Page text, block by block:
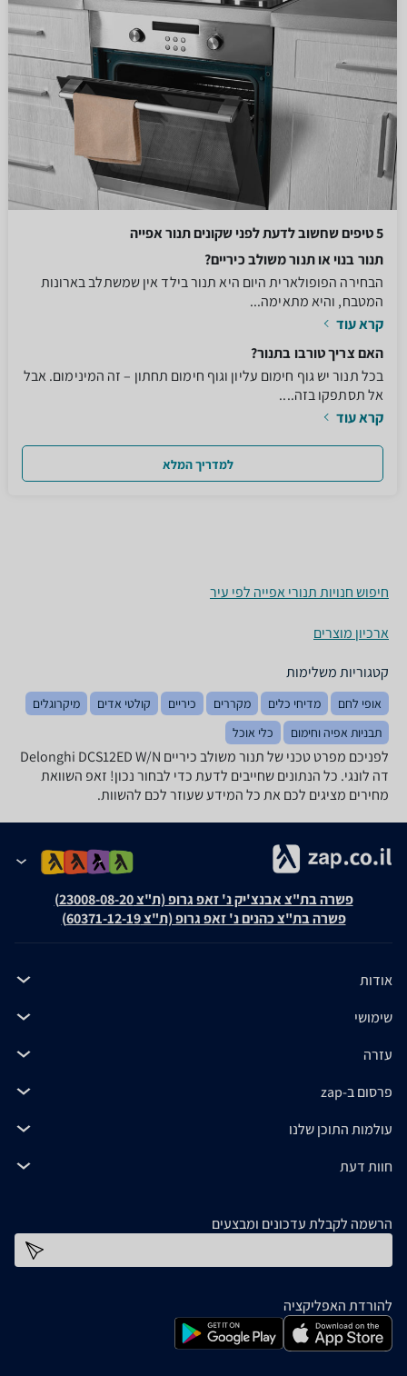
5 טיפים שחשוב לדעת לפני שקונים תנור אפייה
תנור בנוי או תנור משולב כיריים?
הבחירה הפופולארית היום היא תנור בילד אין שמשתלב בארונות
המטבח, והיא מתאימה...
קרא עוד
האם צריך טורבו בתנור?
בכל תנור יש גוף חימום עליון וגוף חימום תחתון – זה המינימום. אבל
אל תסתפקו בזה....
קרא עוד
למדריך המלא
חיפוש חנויות תנורי אפייה לפי עיר
ארכיון מוצרים
קטגוריות משלימות
אופי לחם מדיחי כלים מקררים כיריים קולטי אדים
מיקרוגלים
תבניות אפיה וחימום
כלי אוכל
לפניכם מפרט טכני של ‏תנור משולב כיריים Delonghi DCS12ED W/N
דה לונגי. כל הנתונים שחייבים לדעת כדי לבחור נכון! זאפ השוואת
מחירים מציגים לכם את כל המידע שעוזר לכם להשוות.
פשרה בת"צ אבנצ'יק נ' זאפ גרופ (ת"צ 23008-08-20)
פשרה בת"צ כהנים נ' זאפ גרופ (ת"צ 60371-12-19)
אודות
שימושי
עזרה
פרסום ב-zap
עולמות התוכן שלנו
חוות דעת
הרשמה לקבלת עדכונים ומבצעים
להורדת האפליקציה